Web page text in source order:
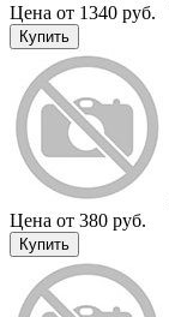
Цена от 1340 руб.
Купить
Цена от 380 руб.
Купить